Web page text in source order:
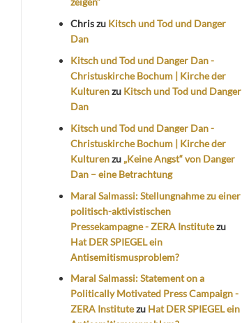
Chriszu Kitsch und Tod und Danger
Dan
Kitsch und Tod und Danger Dan -
Christuskirche Bochum | Kirche der
Kulturenzu Kitsch und Tod und Danger
Dan
Kitsch und Tod und Danger Dan -
Christuskirche Bochum | Kirche der
Kulturenzu „Keine Angst“ von Danger
Dan – eine Betrachtung
Maral Salmassi: Stellungnahme zu einer
politisch-aktivistischen
Pressekampagne - ZERA Institutezu
Hat DER SPIEGEL ein
Antisemitismusproblem?
Maral Salmassi: Statement on a
Politically Motivated Press Campaign -
ZERA Institutezu Hat DER SPIEGEL ein